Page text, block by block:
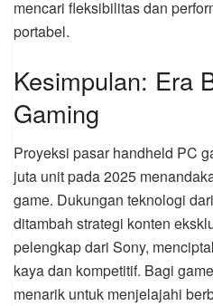
mencari fleksibilitas dan
portabel.
Kesimpulan: Era
Gaming
Proyeksi pasar handheld PC
juta unit pada 2025
game. Dukungan teknologi
ditambah strategi konten
pelengkap dari Sony,
kaya dan kompetitif. Bagi
menarik untuk menjelajahi